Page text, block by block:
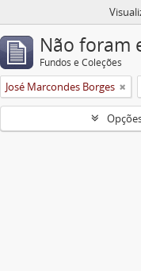
Não foram
Fundos e Coleções
José Marcondes Borges